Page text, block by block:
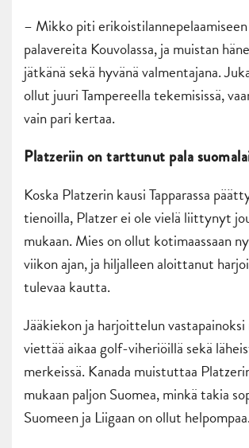
– Mikko piti
palavereita Kouvolassa, ja muistan
jätkänä sekä hyvänä valmentajana.
ollut juuri Tampereella tekemisissä,
vain pari kertaa.
Platzeriin on tarttunut pala
Koska Platzerin kausi Tapparassa
tienoilla, Platzer ei ole vielä liittynyt
mukaan. Mies on ollut kotimaassaan
viikon ajan, ja hiljalleen aloittanut
tulevaa kautta.
Jääkiekon ja harjoittelun
viettää aikaa golf-viheriöillä sekä
merkeissä. Kanada muistuttaa
mukaan paljon Suomea, minkä takia
Suomeen ja Liigaan on ollut helpompaa.